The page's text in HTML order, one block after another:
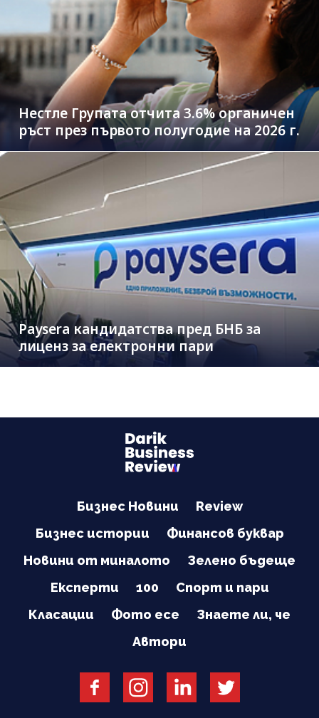
Нестле Групата отчита 3.6% органичен
ръст през първото полугодие на 2026 г.
Paysera кандидатства пред БНБ за
лиценз за електронни пари
Бизнес Новини
Review
Бизнес истории
Финансов буквар
Новини от миналото
Зелено бъдеще
Експерти
100
Спорт и пари
Класации
Фото есе
Знаете ли, че
Автори